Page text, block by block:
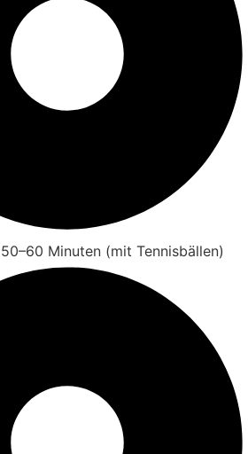
50–60 Minuten (mit Tennisbällen)